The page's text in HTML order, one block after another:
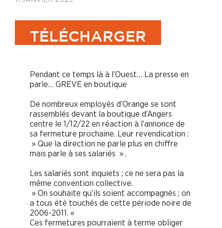
TÉLÉCHARGER
Pendant ce temps là à l’Ouest… La presse en
parle… GREVE en boutique
De nombreux employés d’Orange se sont
rassemblés devant la boutique d’Angers
centre le 1/12/22 en réaction à l’annonce de
sa fermeture prochaine. Leur revendication :
» Que la direction ne parle plus en chiffre
mais parle à ses salariés » .
Les salariés sont inquiets ; ce ne sera pas la
même convention collective.
» On souhaite qu’ils soient accompagnés ; on
a tous été touchés de cette période noire de
2006-2011. «
Ces fermetures pourraient à terme obliger